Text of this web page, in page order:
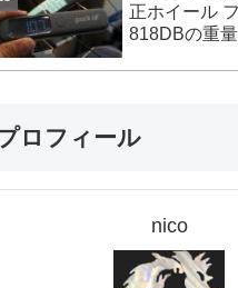
正ホイール
818DBの重
ロフィール
nico